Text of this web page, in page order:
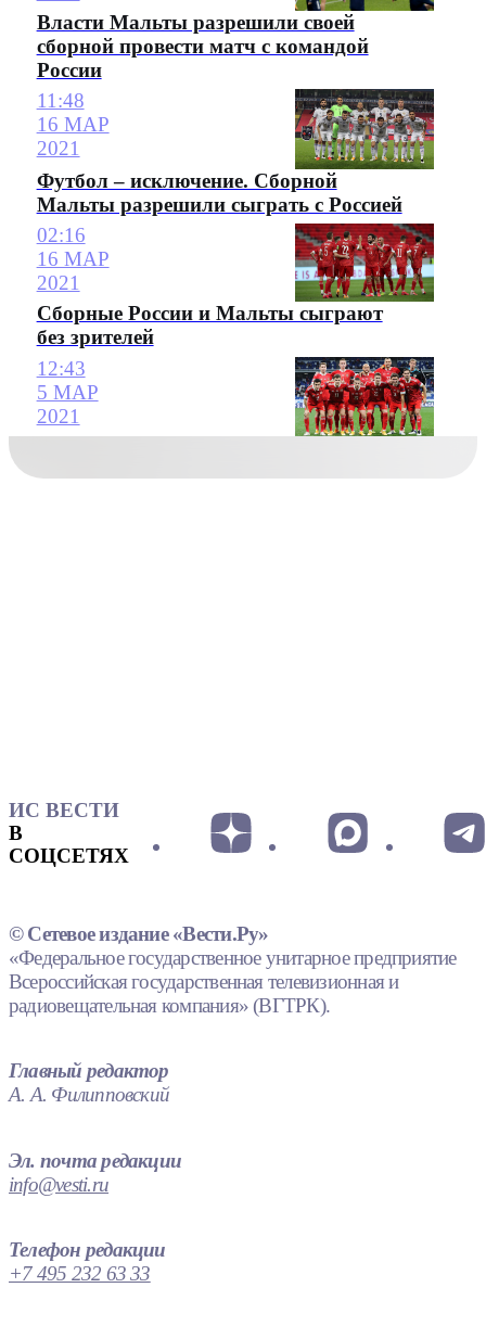
Власти Мальты разрешили своей
сборной провести матч с командой
России
11:48
16 МАР
2021
Футбол – исключение. Сборной
Мальты разрешили сыграть с Россией
02:16
16 МАР
2021
Сборные России и Мальты сыграют
без зрителей
12:43
5 МАР
2021
ИС ВЕСТИ
В
СОЦСЕТЯХ
© Сетевое издание «Вести.Ру»
«Федеральное государственное унитарное предприятие
Всероссийская государственная телевизионная и
радиовещательная компания» (ВГТРК).
Главный редактор
А. А. Филипповский
Эл. почта редакции
info@vesti.ru
Телефон редакции
+7 495 232 63 33